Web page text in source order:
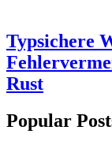
Typsichere
Rust
Popular